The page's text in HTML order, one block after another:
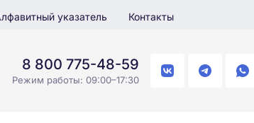
указатель Контакты
8 800 775-48-59
Режим работы: 09:00–17:30